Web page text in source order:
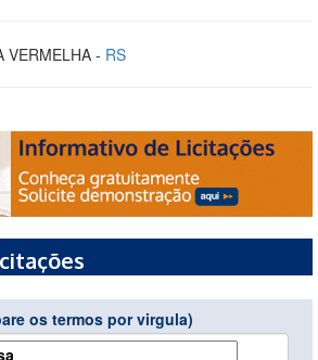
VERMELHA - RS
os termos por virgula)